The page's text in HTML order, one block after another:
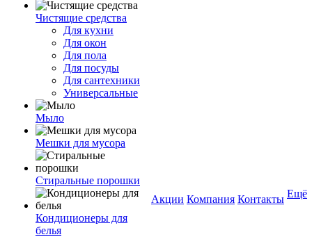
Чистящие средства
Для кухни
Для окон
Для пола
Для посуды
Для сантехники
Универсальные
Мыло
Мешки для мусора
Стиральные порошки
Кондиционеры для
белья
Акции Компания Контакты Ещё